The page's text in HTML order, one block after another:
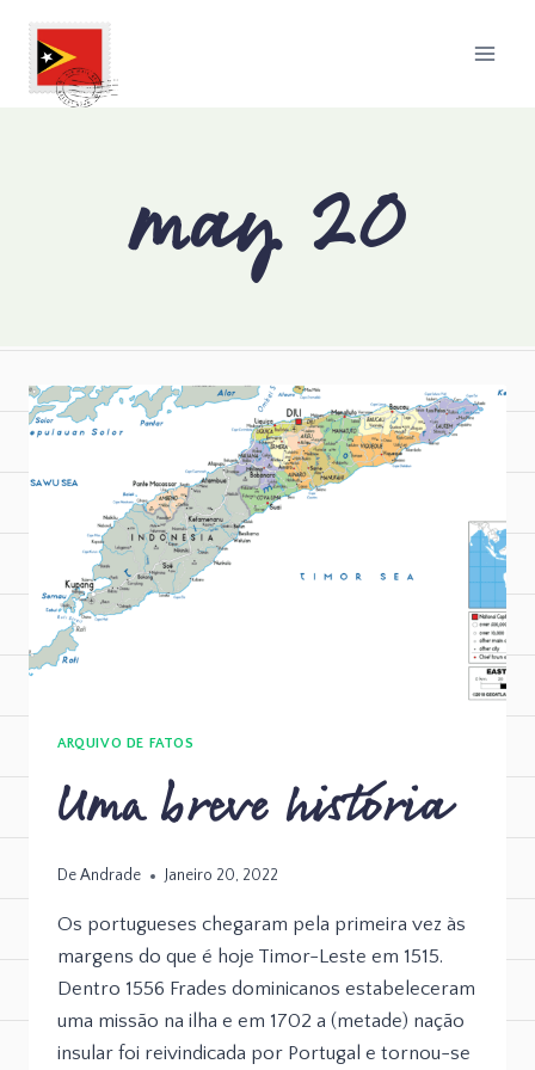
may20
ARQUIVO DE FATOS
Uma breve história
DeAndrade Janeiro 20, 2022
Os portugueses chegaram pela primeira vez às
margens do que é hoje Timor-Leste em 1515.
Dentro 1556 Frades dominicanos estabeleceram
uma missão na ilha e em 1702 a (metade) nação
insular foi reivindicada por Portugal e tornou-se